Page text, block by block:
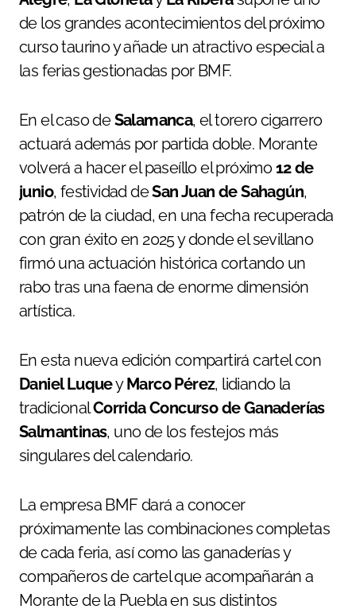
de los grandes acontecimientos del próximo
curso taurino y añade un atractivo especial a
las ferias gestionadas por BMF.
En el caso deSalamanca, el torero cigarrero
actuará además por partida doble. Morante
volverá a hacer el paseíllo el próximo12 de
junio, festividad deSan Juan de Sahagún,
patrón de la ciudad, en una fecha recuperada
con gran éxito en 2025 y donde el sevillano
firmó una actuación histórica cortando un
rabo tras una faena de enorme dimensión
artística.
En esta nueva edición compartirá cartel con
Daniel LuqueyMarco Pérez, lidiando la
tradicionalCorrida Concurso de Ganaderías
Salmantinas, uno de los festejos más
singulares del calendario.
La empresa BMF dará a conocer
próximamente las combinaciones completas
de cada feria, así como las ganaderías y
compañeros de cartel que acompañarán a
Morante de la Puebla en sus distintos